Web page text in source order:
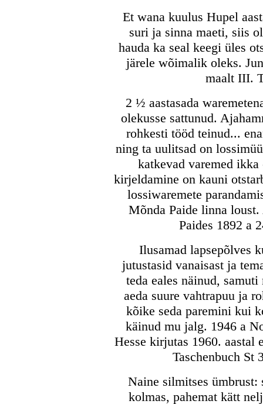
Et wana kuulus Hupel
suri ja sinna maeti, siis
hauda ka seal keegi üles
järele wõimalik oleks.
maalt III.
2 ½ aastasada
olekusse sattunud.
rohkesti tööd teinud...
ning ta uulitsad on
katkevad varemed
kirjeldamine on kauni
lossiwaremete
Mõnda Paide linna
Paides 1892 a
Ilusamad lapsepõlves
jutustasid vanaisast ja
teda eales näinud,
aeda suure vahtrapuu ja
kõike seda paremini kui
käinud mu jalg. 1946 a
Hesse kirjutas 1960. aastal
Taschenbuch St
Naine silmitses
kolmas, pahemat kätt